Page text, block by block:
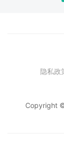
隐私政
Copyright